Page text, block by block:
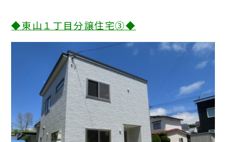
◆東山１丁目分譲住宅③◆